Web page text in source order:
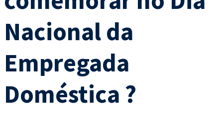
Nacional da
Empregada
Doméstica ?